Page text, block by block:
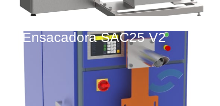
Ensacadora SAC25 V2